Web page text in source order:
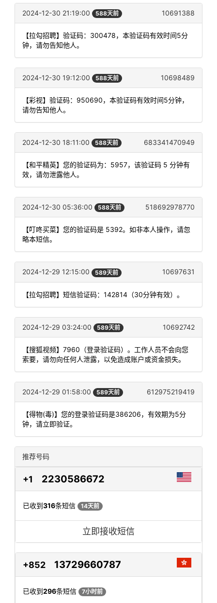
2024-12-30 21:19:00 588天前 10691388
【拉勾招聘】验证码：300478，本验证码有效时间5分
钟，请勿告知他人。
2024-12-30 19:12:00 588天前 10698489
【彩视】验证码：950690，本验证码有效时间5分钟，
请勿告知他人。
2024-12-30 18:11:00 588天前 683341470949
【和平精英】您的验证码为：5957，该验证码 5 分钟有
效，请勿泄露他人。
2024-12-30 05:36:00 588天前 518692978770
【叮咚买菜】您的验证码是 5392。如非本人操作，请忽
略本短信。
2024-12-29 12:15:00 589天前 10697631
【拉勾招聘】短信验证码：142814（30分钟有效）。
2024-12-29 03:24:00 589天前 10692742
【搜狐视频】7960（登录验证码）。工作人员不会向您
索要，请勿向任何人泄露，以免造成账户或资金损失。
2024-12-29 01:58:00 589天前 612975219419
【得物(毒)】您的登录验证码是386206，有效期为5分
钟，请立即验证。
推荐号码
+1 2230586672
已收到316条短信 14天前
立即接收短信
+852 13729660787
已收到296条短信 7小时前